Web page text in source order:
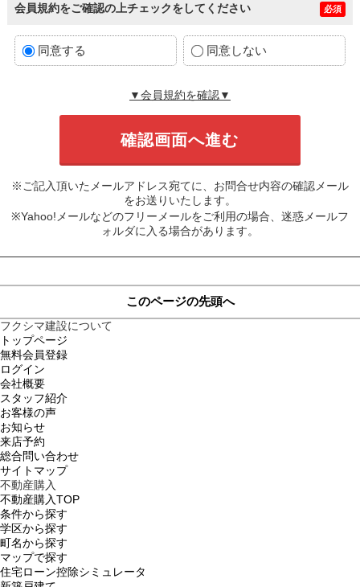
会員規約をご確認の上チェックをしてください 必須
同意する 同意しない
▼会員規約を確認▼
※ご記入頂いたメールアドレス宛てに、お問合せ内容の確認メール
をお送りいたします。
※Yahoo!メールなどのフリーメールをご利用の場合、迷惑メールフ
ォルダに入る場合があります。
このページの先頭へ
フクシマ建設について
トップページ
無料会員登録
ログイン
会社概要
スタッフ紹介
お客様の声
お知らせ
来店予約
総合問い合わせ
サイトマップ
不動産購入
不動産購入TOP
条件から探す
学区から探す
町名から探す
マップで探す
住宅ローン控除シミュレータ